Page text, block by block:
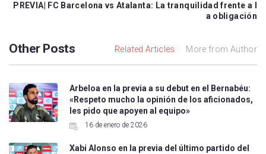
PREVIA| FC Barcelona vs Atalanta: La tranquilidad frente a l
a obligación
Other Posts Related Articles More from Author
Arbeloa en la previa a su debut en el Bernabéu:
«Respeto mucho la opinión de los aficionados,
les pido que apoyen al equipo»
16 de enero de 2026
Xabi Alonso en la previa del último partido del